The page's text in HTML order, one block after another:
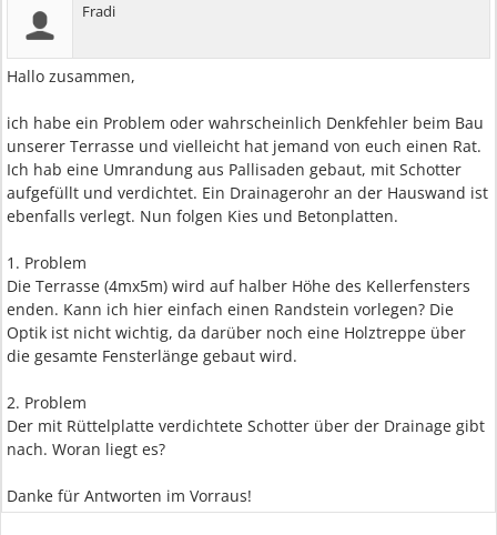
Fradi
Hallo zusammen,
ich habe ein Problem oder wahrscheinlich Denkfehler beim Bau
unserer Terrasse und vielleicht hat jemand von euch einen Rat.
Ich hab eine Umrandung aus Pallisaden gebaut, mit Schotter
aufgefüllt und verdichtet. Ein Drainagerohr an der Hauswand ist
ebenfalls verlegt. Nun folgen Kies und Betonplatten.
1. Problem
Die Terrasse (4mx5m) wird auf halber Höhe des Kellerfensters
enden. Kann ich hier einfach einen Randstein vorlegen? Die
Optik ist nicht wichtig, da darüber noch eine Holztreppe über
die gesamte Fensterlänge gebaut wird.
2. Problem
Der mit Rüttelplatte verdichtete Schotter über der Drainage gibt
nach. Woran liegt es?
Danke für Antworten im Vorraus!